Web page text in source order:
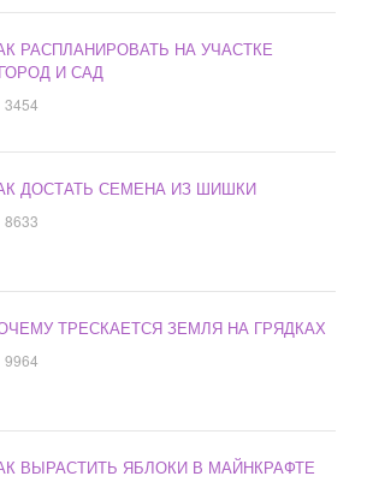
РАСПЛАНИРОВАТЬ НА УЧАСТКЕ
И САД
3454
ДОСТАТЬ СЕМЕНА ИЗ ШИШКИ
8633
ТРЕСКАЕТСЯ ЗЕМЛЯ НА ГРЯДКАХ
9964
ВЫРАСТИТЬ ЯБЛОКИ В МАЙНКРАФТЕ